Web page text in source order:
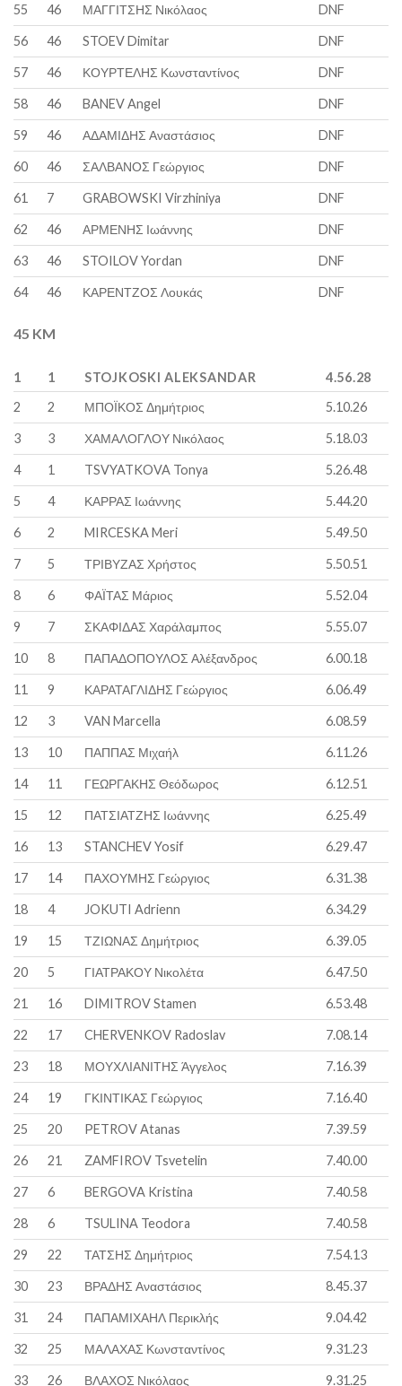
55 46 ΜΑΓΓΙΤΣΗΣ Νικόλαος DNF
56 46 STOEV Dimitar DNF
57 46 ΚΟΥΡΤΕΛΗΣ Κωνσταντίνος DNF
58 46 BANEV Angel DNF
59 46 ΑΔΑΜΙΔΗΣ Αναστάσιος DNF
60 46 ΣΑΛΒΑΝΟΣ Γεώργιος DNF
61 7 GRABOWSKI Virzhiniya DNF
62 46 ΑΡΜΕΝΗΣ Ιωάννης DNF
63 46 STOILOV Yordan DNF
64 46 ΚΑΡΕΝΤΖΟΣ Λουκάς DNF
45 KM
1 1 STOJKOSKI ALEKSANDAR
4.56.28
2
2 ΜΠΟΪΚΟΣ Δημήτριος 5.10.26
3 3 ΧΑΜΑΛΟΓΛΟΥ Νικόλαος 5.18.03
4 1 TSVYATKOVA Tonya 5.26.48
5 4 ΚΑΡΡΑΣ Ιωάννης 5.44.20
6 2 MIRCESKA Meri 5.49.50
7 5 ΤΡΙΒΥΖΑΣ Χρήστος 5.50.51
8 6 ΦΑΪΤΑΣ Μάριος 5.52.04
9 7 ΣΚΑΦΙΔΑΣ Χαράλαμπος 5.55.07
10 8 ΠΑΠΑΔΟΠΟΥΛΟΣ Αλέξανδρος 6.00.18
11 9 ΚΑΡΑΤΑΓΛΙΔΗΣ Γεώργιος 6.06.49
12 3 VAN Marcella 6.08.59
13 10 ΠΑΠΠΑΣ Μιχαήλ 6.11.26
14 11 ΓΕΩΡΓΑΚΗΣ Θεόδωρος 6.12.51
15 12 ΠΑΤΣΙΑΤΖΗΣ Ιωάννης 6.25.49
16 13 STANCHEV Yosif 6.29.47
17 14 ΠΑΧΟΥΜΗΣ Γεώργιος 6.31.38
18 4 JOKUTI Adrienn 6.34.29
19 15 ΤΖΙΩΝΑΣ Δημήτριος 6.39.05
20 5 ΓΙΑΤΡΑΚΟΥ Νικολέτα 6.47.50
21 16 DIMITROV Stamen 6.53.48
22 17 CHERVENKOV Radoslav 7.08.14
23 18 ΜΟΥΧΛΙΑΝΙΤΗΣ Άγγελος 7.16.39
24 19 ΓΚΙΝΤΙΚΑΣ Γεώργιος 7.16.40
25 20 PETROV Atanas 7.39.59
26 21 ZAMFIROV Tsvetelin 7.40.00
27 6 BERGOVA Kristina 7.40.58
28 6 TSULINA Teodora 7.40.58
29 22 ΤΑΤΣΗΣ Δημήτριος 7.54.13
30 23 ΒΡΑΔΗΣ Αναστάσιος 8.45.37
31 24 ΠΑΠΑΜΙΧΑΗΛ Περικλής 9.04.42
32 25 ΜΑΛΑΧΑΣ Κωνσταντίνος 9.31.23
33 26 ΒΛΑΧΟΣ Νικόλαος 9.31.25